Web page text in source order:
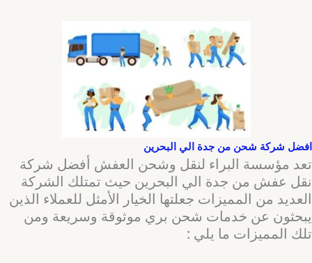
افضل شركة شحن من جدة الي البحرين
تعد مؤسسة البراء لنقل وشحن العفش أفضل شركة
نقل عفش من جدة الي البحرين حيث تمتلك الشركة
العديد من المميزات جعلتها الخيار الأمثل للعملاء الذين
يبحثون عن خدمات شحن بري موثوقة وسريعة ومن
تلك المميزات ما يلي :